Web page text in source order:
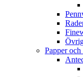
Papper